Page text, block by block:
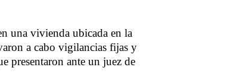
una vivienda ubicada en la
a cabo vigilancias fijas y
presentaron ante un juez de